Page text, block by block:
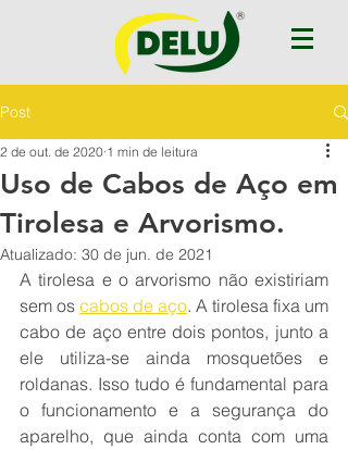
Post
Uso de Cabos de Aço em
Tirolesa e Arvorismo.
2 de out. de 2020 1 min de leitura
Atualizado: 30 de jun. de 2021
A tirolesa e o arvorismo não existiriam
sem os cabos de aço. A tirolesa fixa um
cabo de aço entre dois pontos, junto a
ele utiliza-se ainda mosquetões e
roldanas. Isso tudo é fundamental para
o funcionamento e a segurança do
aparelho, que ainda conta com uma